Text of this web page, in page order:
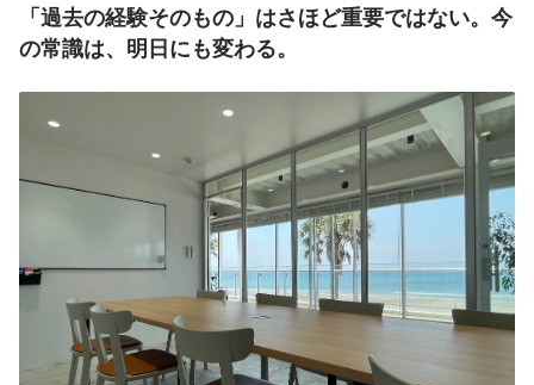
「過去の経験そのもの」はさほど重要ではない。今
の常識は、明日にも変わる。